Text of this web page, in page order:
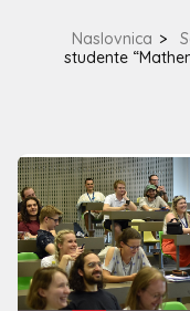
Naslovnica >
studente